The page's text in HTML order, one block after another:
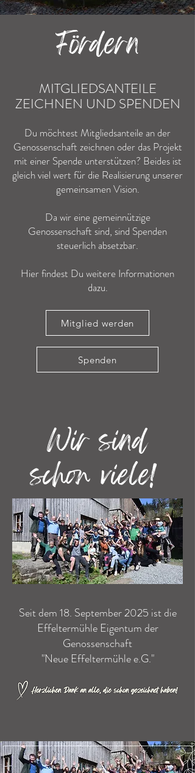
Fördern
MITGLIEDSANTEILE
ZEICHNEN UND SPENDEN
Du möchtest Mitgliedsanteile an der
Genossenschaft zeichnen oder das Projekt
mit einer Spende unterstützen? Beides ist
gleich viel wert für die Realisierung unserer
gemeinsamen Vision.
Da wir eine gemeinnützige
Genossenschaft sind, sind Spenden
steuerlich absetzbar.
Hier findest Du weitere Informationen
dazu.
Mitglied werden
Spenden
Wir sind
schon viele!
Seit dem 18. September 2025 ist die
Effeltermühle Eigentum der
Genossenschaft
"Neue Effeltermühle e.G."